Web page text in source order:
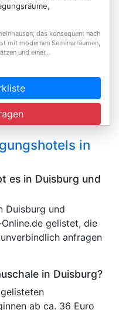
das konsequent nach
mit modernen Seminarräumen,
und einer...
in
es in Duisburg und
Duisburg und
gelistet, die
anfragen
in Duisburg?
ab ca. 36 Euro